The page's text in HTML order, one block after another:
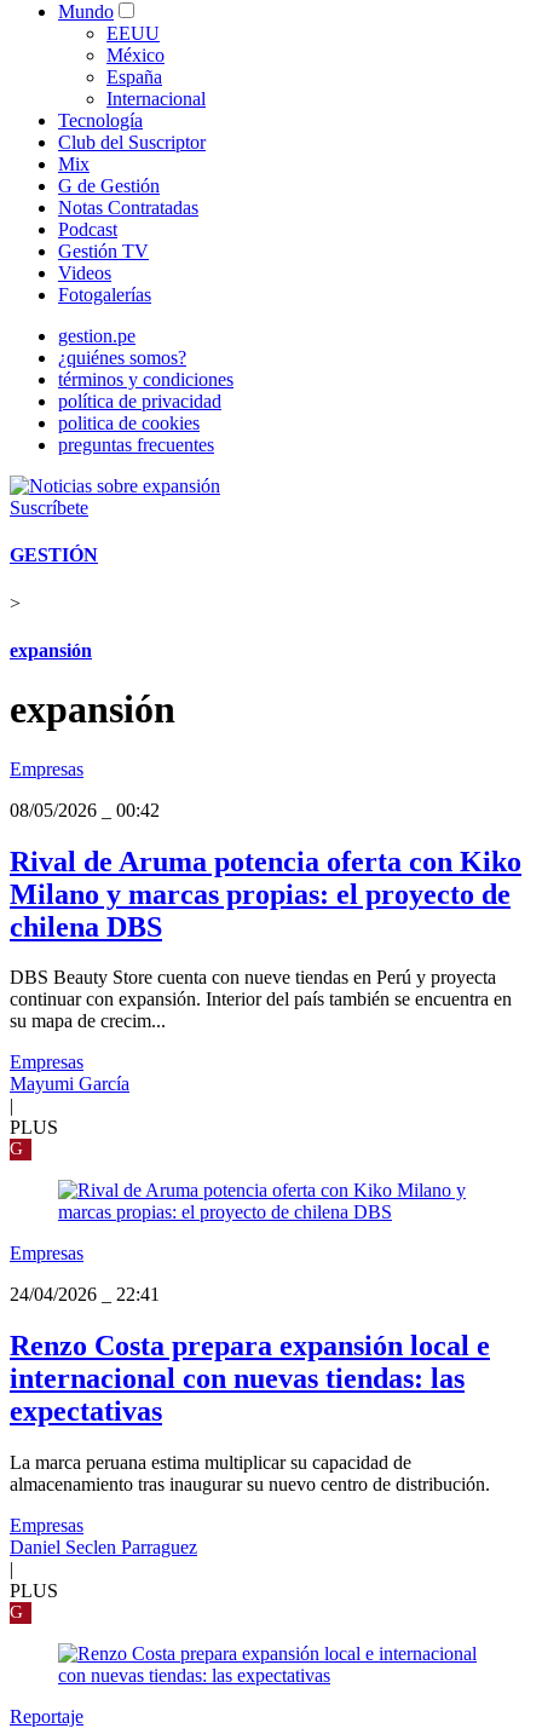
Mundo
EEUU
México
España
Internacional
Tecnología
Club del Suscriptor
Mix
G de Gestión
Notas Contratadas
Podcast
Gestión TV
Videos
Fotogalerías
gestion.pe
¿quiénes somos?
términos y condiciones
política de privacidad
politica de cookies
preguntas frecuentes
Suscríbete
GESTIÓN
>
expansión
expansión
Empresas
08/05/2026
00:42
Rival de Aruma potencia oferta con Kiko
Milano y marcas propias: el proyecto de
chilena DBS
DBS Beauty Store cuenta con nueve tiendas en Perú y proyecta
continuar con expansión. Interior del país también se encuentra en
su mapa de crecim...
Empresas
Mayumi García
PLUS
G
Empresas
24/04/2026
22:41
Renzo Costa prepara expansión local e
internacional con nuevas tiendas: las
expectativas
La marca peruana estima multiplicar su capacidad de
almacenamiento tras inaugurar su nuevo centro de distribución.
Empresas
Daniel Seclen Parraguez
|
PLUS
G
Reportaje